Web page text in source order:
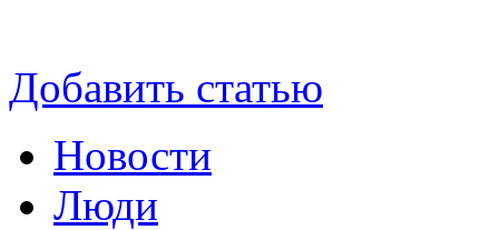
Добавить статью
Новости
Люди